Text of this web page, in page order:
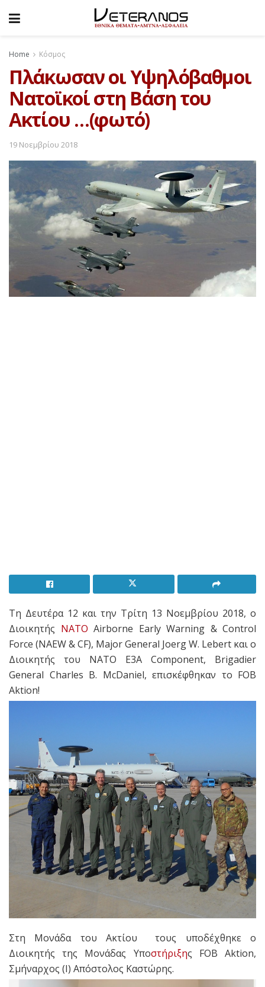
Home Κόσμος
Πλάκωσαν οι Υψηλόβαθμοι
Νατοϊκοί στη Βάση του
Ακτίου …(φωτό)
19 Νοεμβρίου 2018
Τη Δευτέρα 12 και την Τρίτη 13 Νοεμβρίου 2018, ο
Διοικητής ΝΑΤΟ Airborne Early Warning & Control
Force (NAEW & CF), Major General Joerg W. Lebert και ο
Διοικητής του ΝΑΤΟ Ε3Α Component, Brigadier
General Charles B. McDaniel, επισκέφθηκαν το FOB
Aktion!
Στη Μονάδα του Ακτίου τους υποδέχθηκε ο
Διοικητής της Μονάδας Υποστήριξης FOB Aktion,
Σμήναρχος (Ι) Απόστολος Καστώρης.